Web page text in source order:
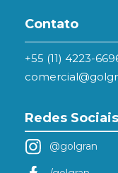
Contato
+55 (11) 4223-
Redes Sociais
@golgran